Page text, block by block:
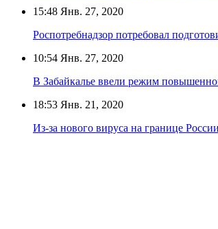
15:48 Янв. 27, 2020
Роспотребнадзор потребовал
10:54 Янв. 27, 2020
В Забайкалье ввели режим
18:53 Янв. 21, 2020
Из-за нового вируса на границе